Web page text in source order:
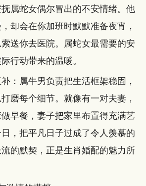
属蛇女偶尔冒出的不安情绪。他
却会在你加班时默默准备夜宵，
送你去医院。属蛇女最需要的安
行动带来的温暖。
：属牛男负责把生活框架稳固，
磨每个细节。就像有一对夫妻，
早餐，妻子把家里布置得充满艺
，把平凡日子过成了令人羡慕的
的默契，正是生肖婚配的魅力所